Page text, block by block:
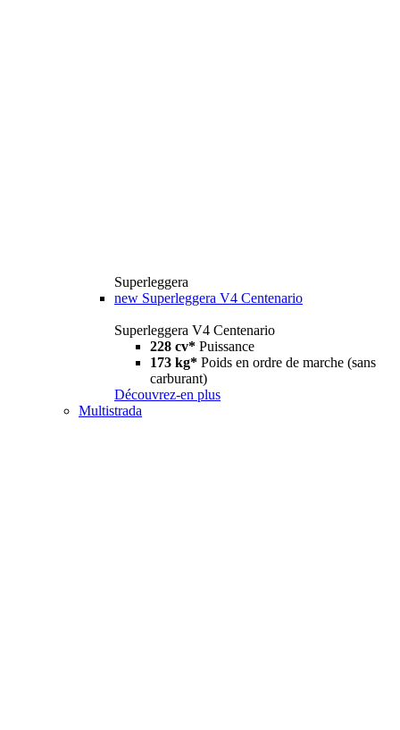
Superleggera
new Superleggera V4 Centenario
Superleggera V4 Centenario
228 cv* Puissance
173 kg* Poids en ordre de marche (sans
carburant)
Découvrez-en plus
Multistrada